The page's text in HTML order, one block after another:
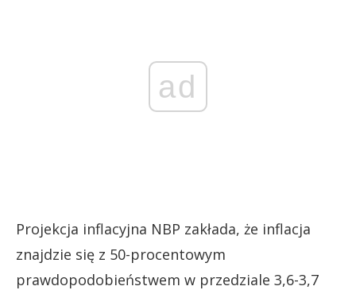
ad
Projekcja inflacyjna NBP zakłada, że inflacja
znajdzie się z 50-procentowym
prawdopodobieństwem w przedziale 3,6-3,7